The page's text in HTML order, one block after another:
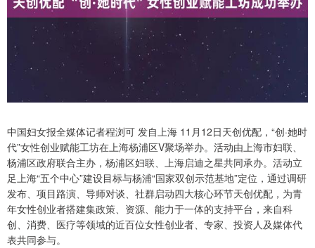
中国妇女报全媒体记者程浏可 发自上海 11月12日天创优配，“创·她时
代”女性创业赋能工坊在上海杨浦区V聚场举办。活动由上海市妇联、
杨浦区政府联合主办，杨浦区妇联、上海启迪之星共同承办。活动立
足上海“五个中心”建设目标与杨浦“国家双创示范基地”定位，通过调研
发布、项目路演、导师对谈、社群启动四大核心环节天创优配，为青
年女性创业者搭建集政策、资源、能力于一体的支持平台，来自科
创、消费、医疗等领域的近百位女性创业者、专家、投资人及媒体代
表共同参与。